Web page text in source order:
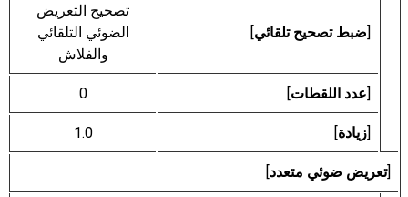
[ضبط تصحيح تلقائي]
تصحيح التعريض
الضوئي التلقائي
والفلاش
[عدد اللقطات]
0
[زيادة]
1.0
[تعريض ضوئي متعدد]